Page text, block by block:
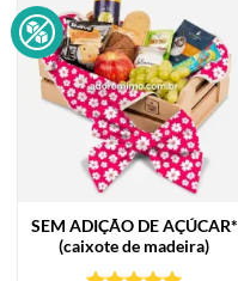
SEM ADIÇÃO DE AÇÚCAR*
(caixote de madeira)